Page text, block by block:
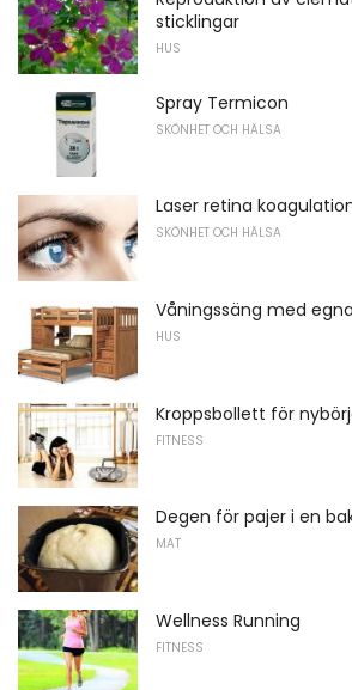
sticklingar
HUS
Spray Termicon
SKÖNHET OCH HÄLSA
Laser retina
SKÖNHET OCH HÄLSA
Våningssäng med
HUS
Kroppsbollett för
FITNESS
Degen för pajer i en
MAT
Wellness Running
FITNESS